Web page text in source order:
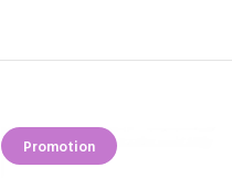
Promotion